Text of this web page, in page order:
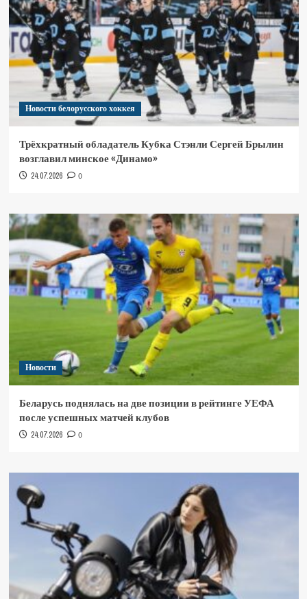
Новости белорусского хоккея
Трёхкратный обладатель Кубка Стэнли Сергей Брылин
возглавил минское «Динамо»
24.07.2026 0
Новости
Беларусь поднялась на две позиции в рейтинге УЕФА
после успешных матчей клубов
24.07.2026 0